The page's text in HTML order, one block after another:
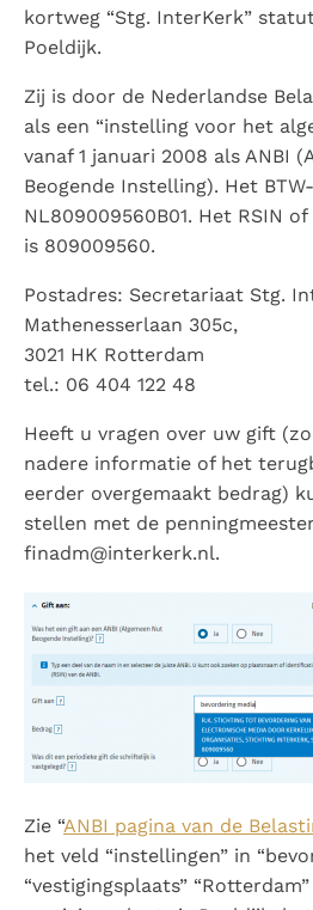
kortweg “Stg. InterKerk”
Poeldijk.
Zij is door de Nederlandse
als een “instelling voor het
vanaf 1 januari 2008 als ANBI
Beogende Instelling). Het
NL809009560B01. Het RSIN
is 809009560.
Postadres: Secretariaat Stg.
Mathenesserlaan 305c,
3021 HK Rotterdam
tel.: 06 404 122 48
Heeft u vragen over uw gift
nadere informatie of het
eerder overgemaakt bedrag)
stellen met de
finadm@interkerk.nl.
Zie “ANBI pagina van de
het veld “instellingen” in
“vestigingsplaats”